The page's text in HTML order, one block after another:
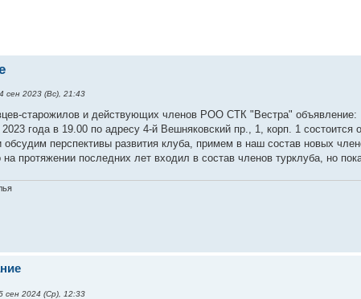
сен 2023 (Вс), 21:43
старожилов и действующих членов РОО СТК "Вестра" объявление:
2023 года в 19.00 по адресу 4-й Вешняковский пр., 1, корп. 1 состоится
обсудим перспективы развития клуба, примем в наш состав новых
на протяжении последних лет входил в состав членов турклуба, но
сен 2024 (Ср), 12:33